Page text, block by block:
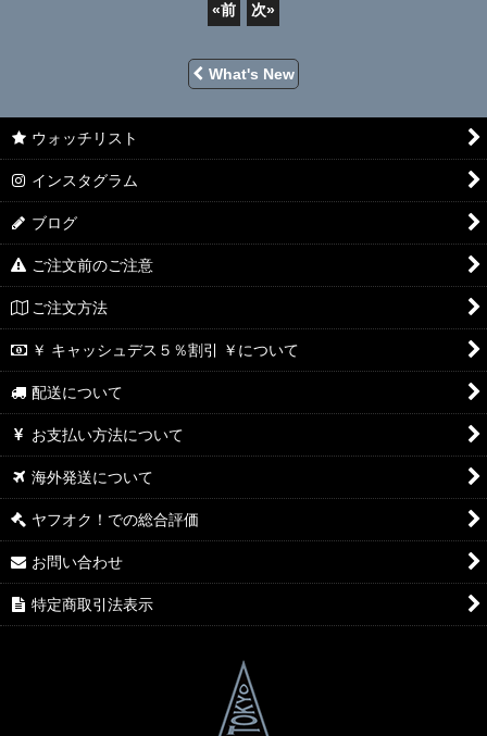
«前 次»
What's New
ウォッチリスト
インスタグラム
ブログ
ご注文前のご注意
ご注文方法
￥ キャッシュデス５％割引 ￥について
配送について
お支払い方法について
海外発送について
ヤフオク！での総合評価
お問い合わせ
特定商取引法表示